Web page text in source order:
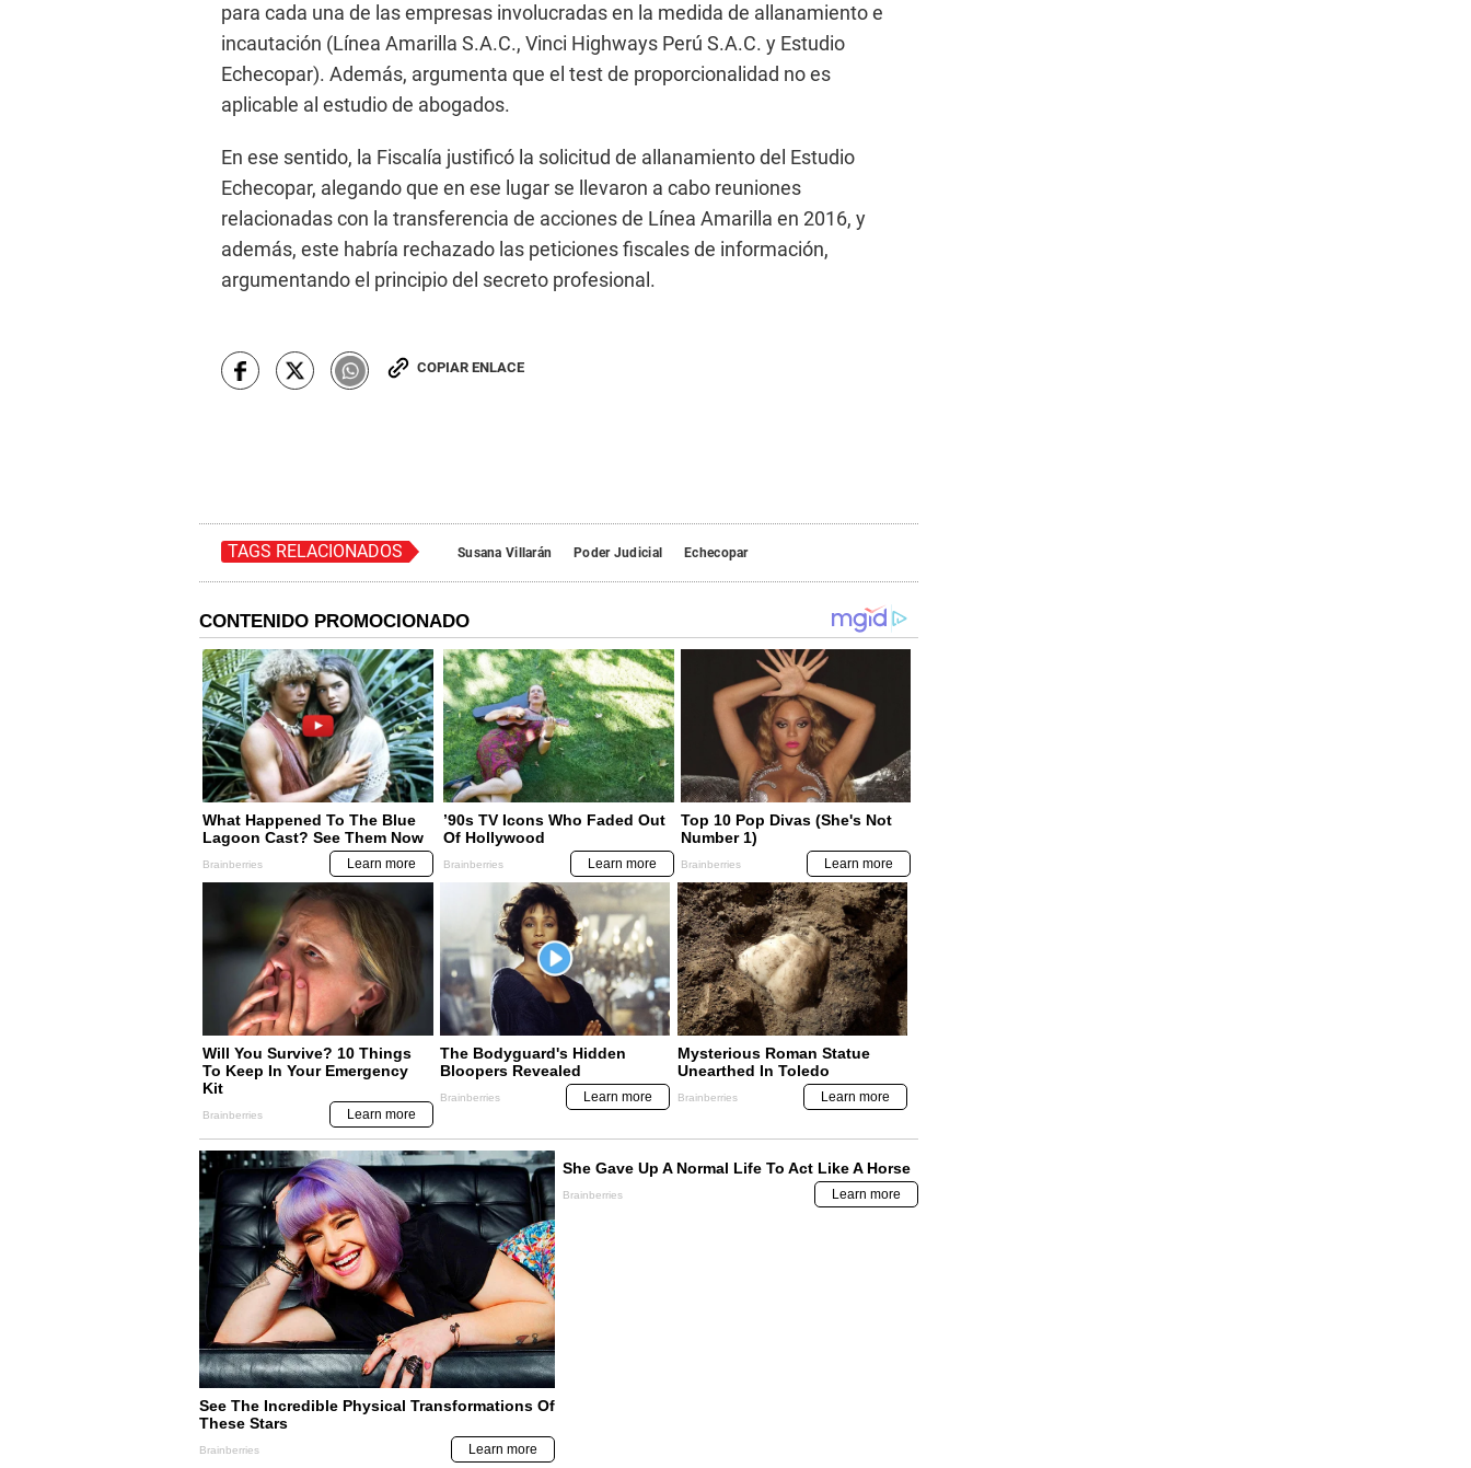
para cada una de las empresas involucradas en la medida de allanamiento e
incautación (Línea Amarilla S.A.C., Vinci Highways Perú S.A.C. y Estudio
Echecopar). Además, argumenta que el test de proporcionalidad no es
aplicable al estudio de abogados.
En ese sentido, la Fiscalía justificó la solicitud de allanamiento del Estudio
Echecopar, alegando que en ese lugar se llevaron a cabo reuniones
relacionadas con la transferencia de acciones de Línea Amarilla en 2016, y
además, este habría rechazado las peticiones fiscales de información,
argumentando el principio del secreto profesional.
COPIAR ENLACE
TAGS RELACIONADOS Susana Villarán Poder Judicial Echecopar